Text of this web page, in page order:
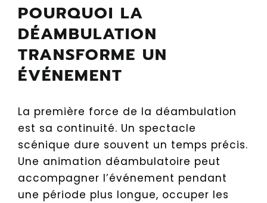
POURQUOI LA
DÉAMBULATION
TRANSFORME UN
ÉVÉNEMENT
La première force de la déambulation
est sa continuité. Un spectacle
scénique dure souvent un temps précis.
Une animation déambulatoire peut
accompagner l’événement pendant
une période plus longue, occuper les